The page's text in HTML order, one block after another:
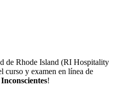
de Rhode Island (RI Hospitality
curso y examen en línea de
!